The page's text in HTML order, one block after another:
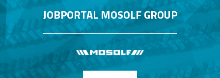
JOBPORTAL MOSOLF GROUP